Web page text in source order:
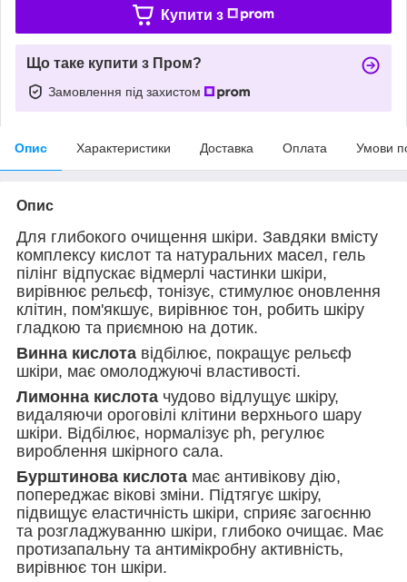
Купити з
Що таке купити з Пром?
Замовлення під захистом
Опис Характеристики Доставка Оплата Умови
Опис
Для глибокого очищення шкіри. Завдяки вмісту
комплексу кислот та натуральних масел, гель
пілінг відпускає відмерлі частинки шкіри,
вирівнює рельєф, тонізує, стимулює оновлення
клітин, пом'якшує, вирівнює тон, робить шкіру
гладкою та приємною на дотик.
Винна кислота відбілює, покращує рельєф
шкіри, має омолоджуючі властивості.
Лимонна кислота чудово відлущує шкіру,
видаляючи ороговілі клітини верхнього шару
шкіри. Відбілює, нормалізує рһ, регулює
вироблення шкірного сала.
Бурштинова кислота має антивікову дію,
попереджає вікові зміни. Підтягує шкіру,
підвищує еластичність шкіри, сприяє загоєнню
та розгладжуванню шкіри, глибоко очищає. Має
протизапальну та антимікробну активність,
вирівнює тон шкіри.